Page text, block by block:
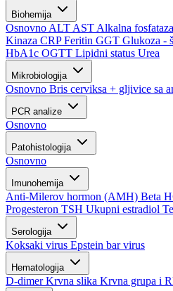
Biohemija
Osnovno ALT AST Alkalna
Kinaza CRPFeritin GGT Glukoza -
HbA1c OGTT Lipidni status Urea
Mikrobiologija
Osnovno Bris cerviksa + gljivice sa
PCR analize
Osnovno
Patohistologija
Osnovno
Imunohemija
Anti-Milerov hormon (AMH) Beta
Progesteron TSH Ukupni estradiol
Serologija
Koksaki virus Epstein bar virus
Hematologija
D-dimerKrvna slika Krvna grupa i